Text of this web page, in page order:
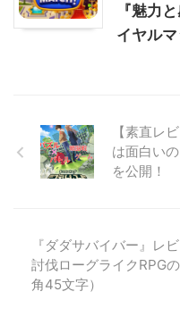
『魅力
イヤル
【素直レ
は面白い
を公開！
『ダダサバイバー』レ
討伐ローグライクRPG
角45文字）